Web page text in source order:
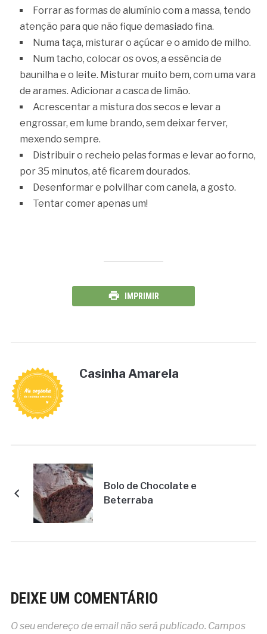
Forrar as formas de alumínio com a massa, tendo
atenção para que não fique demasiado fina.
Numa taça, misturar o açúcar e o amido de milho.
Num tacho, colocar os ovos, a essência de
baunilha e o leite. Misturar muito bem, com uma vara
de arames. Adicionar a casca de limão.
Acrescentar a mistura dos secos e levar a
engrossar, em lume brando, sem deixar ferver,
mexendo sempre.
Distribuir o recheio pelas formas e levar ao forno,
por 35 minutos, até ficarem dourados.
Desenformar e polvilhar com canela, a gosto.
Tentar comer apenas um!
IMPRIMIR
Casinha Amarela
Bolo de Chocolate e
Beterraba
DEIXE UM COMENTÁRIO
O seu endereço de email não será publicado. Campos